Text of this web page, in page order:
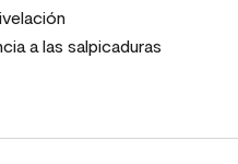
a las salpicaduras